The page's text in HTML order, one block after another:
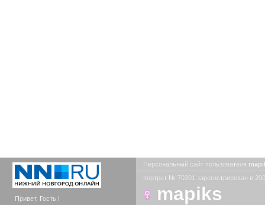
Привет, Гость !
Персональный сайт пользователя
портрет № 70301 зарегистрирован в
mapiks